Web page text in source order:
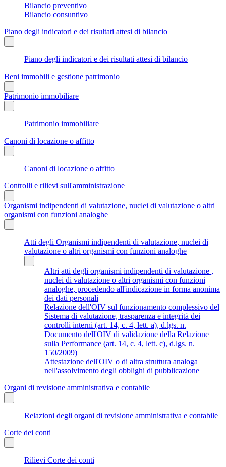
Bilancio preventivo
Bilancio consuntivo
Piano degli indicatori e dei risultati attesi di bilancio
Piano degli indicatori e dei risultati attesi di bilancio
Beni immobili e gestione patrimonio
Patrimonio immobiliare
Patrimonio immobiliare
Canoni di locazione o affitto
Canoni di locazione o affitto
Controlli e rilievi sull'amministrazione
Organismi indipendenti di valutazione, nuclei di valutazione o altri
organismi con funzioni analoghe
Atti degli Organismi indipendenti di valutazione, nuclei di
valutazione o altri organismi con funzioni analoghe
Altri atti degli organismi indipendenti di valutazione ,
nuclei di valutazione o altri organismi con funzioni
analoghe, procedendo all'indicazione in forma anonima
dei dati personali
Relazione dell'OIV sul funzionamento complessivo del
Sistema di valutazione, trasparenza e integrità dei
controlli interni (art. 14, c. 4, lett. a), d.lgs. n.
Documento dell'OIV di validazione della Relazione
sulla Performance (art. 14, c. 4, lett. c), d.lgs. n.
150/2009)
Attestazione dell'OIV o di altra struttura analoga
nell'assolvimento degli obblighi di pubblicazione
Organi di revisione amministrativa e contabile
Relazioni degli organi di revisione amministrativa e contabile
Corte dei conti
Rilievi Corte dei conti